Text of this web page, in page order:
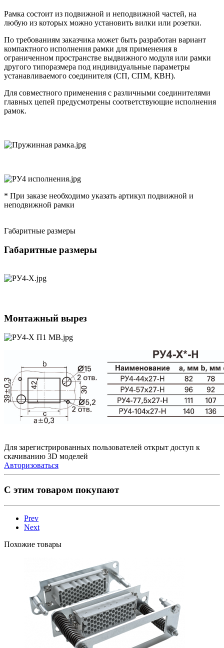
Рамка состоит из подвижной и неподвижной частей, на
любую из которых можно установить вилки или розетки.
По требованиям заказчика может быть разработан вариант
компактного исполнения рамки для применения в
ограниченном пространстве выдвижного модуля или рамки
другого типоразмера под индивидуальные параметры
устанавливаемого соединителя (СП, СПМ, КВН).
Для совместного применения с различными соединителями
главных цепей предусмотрены соответствующие исполнения
рамок.
* При заказе необходимо указать артикул подвижной и
неподвижной рамки
Габаритные размеры
Габаритные размеры
Монтажный вырез
Для зарегистрированных пользователей открыт доступ к
скачиванию 3D моделей
Авторизоваться
С этим товаром покупают
Prev
Next
Похожие товары